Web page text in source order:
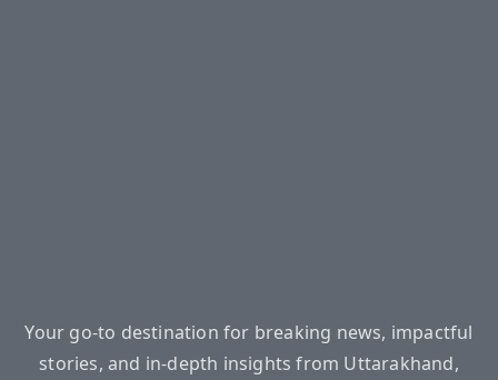
Your go-to destination for breaking news, impactful
stories, and in-depth insights from Uttarakhand,